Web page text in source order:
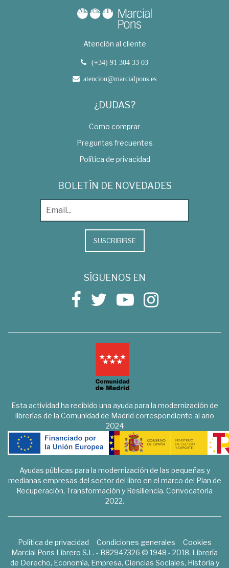
Atención al cliente
(+34) 91 304 33 03
atencion@marcialpons.es
¿DUDAS?
Como comprar
Preguntas frecuentes
Política de privacidad
BOLETÍN DE NOVEDADES
SUSCRIBIRSE
SÍGUENOS EN
Esta actividad ha recibido una ayuda para la modernización de
librerías de la Comunidad de Madrid correspondiente al año
2024
Ayudas públicas para la modernización de las pequeñas y
medianas empresas del sector del libro en el marco del Plan de
Recuperación, Transformación y Resiliencia. Convocatoria
2022.
Política de privacidad Condiciones generales
Cookies
Marcial Pons Librero S.L. - B82947326 © 1948 - 2018. Librería
de Derecho, Economía, Empresa, Ciencias Sociales, Historia y